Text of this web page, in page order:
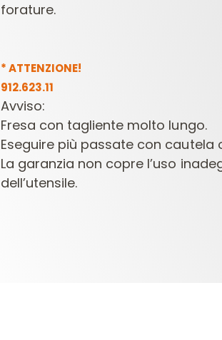
forature.
* ATTENZIONE!
912.623.11
Avviso:
Fresa con tagliente molto lungo.
Eseguire più passate con cautela
La garanzia non copre l’uso
dell’utensile.